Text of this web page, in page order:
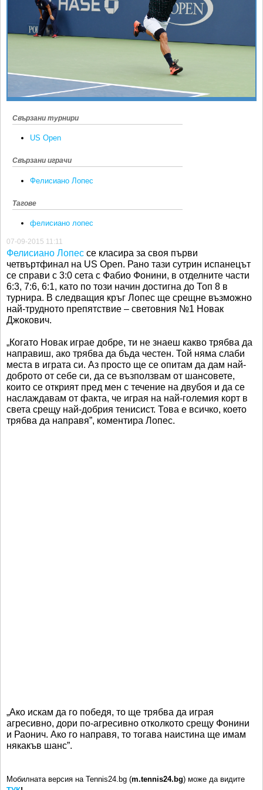
SOFIA OPEN
КЛУБОВЕ
Ретро
Спорт&Фитнес
Свързани турнири
US Open
Свързани играчи
Фелисиано Лопес
Тагове
фелисиано лопес
07-09-2015 11:11
Фелисиано Лопес се класира за своя първи
четвъртфинал на US Open. Рано тази сутрин испанецът
се справи с 3:0 сета с Фабио Фонини, в отделните части
6:3, 7:6, 6:1, като по този начин достигна до Топ 8 в
турнира. В следващия кръг Лопес ще срещне възможно
най-трудното препятствие – световния №1 Новак
Джокович.
„Когато Новак играе добре, ти не знаеш какво трябва да
направиш, ако трябва да бъда честен. Той няма слаби
места в играта си. Аз просто ще се опитам да дам най-
доброто от себе си, да се възползвам от шансовете,
които се открият пред мен с течение на двубоя и да се
наслаждавам от факта, че играя на най-големия корт в
света срещу най-добрия тенисист. Това е всичко, което
трябва да направя”, коментира Лопес.
„Ако искам да го победя, то ще трябва да играя
агресивно, дори по-агресивно отколкото срещу Фонини
и Раонич. Ако го направя, то тогава наистина ще имам
някакъв шанс”.
Мобилната версия на Tennis24.bg (m.tennis24.bg) може да видите